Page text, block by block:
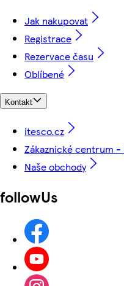
Jak nakupovat
Registrace
Rezervace času
Oblíbené
Kontakt
itesco.cz
Zákaznické centrum
Naše obchody
followUs